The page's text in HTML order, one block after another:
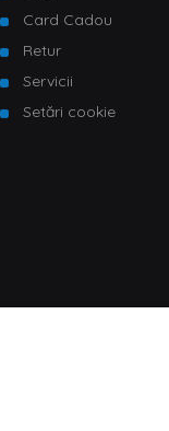
Card Cadou
Retur
Servicii
Setări cookie